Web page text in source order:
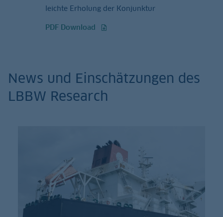
leichte Erholung der Konjunktur
PDF Download
News und Einschätzungen des
LBBW Research